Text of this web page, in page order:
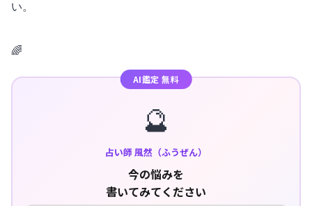
い。
🌈
AI鑑定 無料
🔮
占い師 風然（ふうぜん）
今の悩みを
書いてみてください